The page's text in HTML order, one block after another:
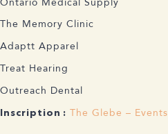
The Memory Clinic
Adaptt Apparel
Treat Hearing
Outreach Dental
Inscription : The Glebe – Events